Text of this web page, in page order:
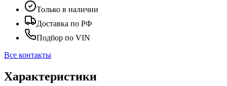
Только в наличии
Доставка по РФ
Подбор по VIN
Все контакты
Характеристики